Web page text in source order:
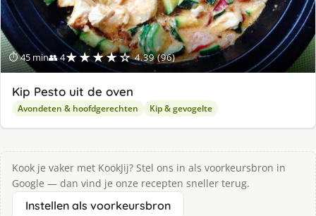
⏱ 45 min👥 4★★★★☆ 4.39 (96)
Kip Pesto uit de oven
Avondeten & hoofdgerechten Kip & gevogelte
Kook je vaker met KookJij? Stel ons in als voorkeursbron in
Google — dan vind je onze recepten sneller terug.
Instellen als voorkeursbron